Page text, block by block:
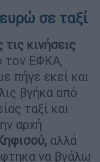
σε ταξί
κινήσεις
τον ΕΦΚΑ,
πήγε εκεί και
βγήκα από
ταξί και
αρχή
αλλά
να βγάλω